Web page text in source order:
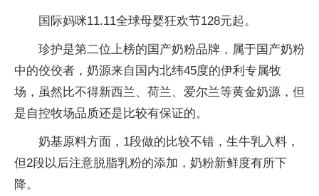
国际妈咪11.11全球母婴狂欢节128元起。
珍护是第二位上榜的国产奶粉品牌，属于国产奶粉
中的佼佼者，奶源来自国内北纬45度的伊利专属牧
场，虽然比不得新西兰、荷兰、爱尔兰等黄金奶源，但
是自控牧场品质还是比较有保证的。
奶基原料方面，1段做的比较不错，生牛乳入料，
但2段以后注意脱脂乳粉的添加，奶粉新鲜度有所下
降。